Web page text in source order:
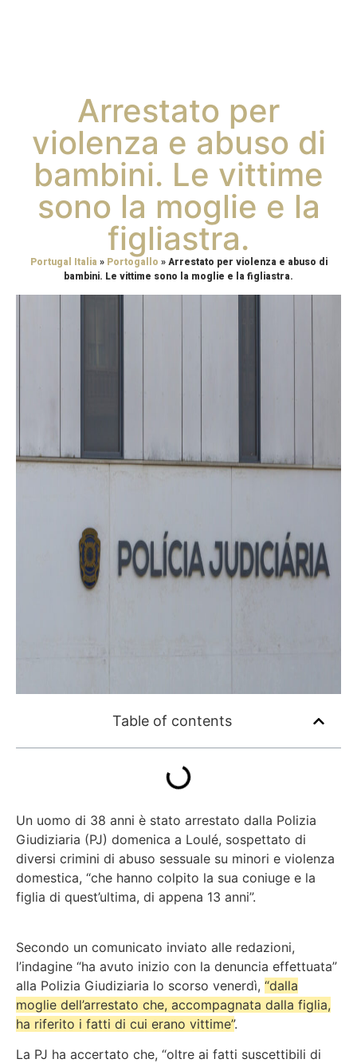
Arrestato per
violenza e abuso di
bambini. Le vittime
sono la moglie e la
figliastra.
Portugal Italia » Portogallo »Arrestato per violenza e abuso di
bambini. Le vittime sono la moglie e la figliastra.
Table of contents
Un uomo di 38 anni è stato arrestato dalla Polizia
Giudiziaria (PJ) domenica a Loulé, sospettato di
diversi crimini di abuso sessuale su minori e violenza
domestica, “che hanno colpito la sua coniuge e la
figlia di quest’ultima, di appena 13 anni”.
Secondo un comunicato inviato alle redazioni,
l’indagine “ha avuto inizio con la denuncia effettuata”
alla Polizia Giudiziaria lo scorso venerdì, “dalla
moglie dell’arrestato che, accompagnata dalla figlia,
ha riferito i fatti di cui erano vittime”.
La PJ ha accertato che, “oltre ai fatti suscettibili di